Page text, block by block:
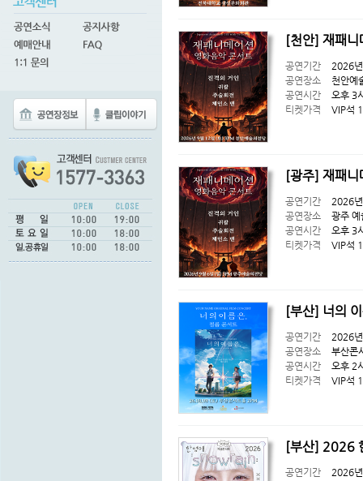
[천안] 재패
공연기간
2026
공연장소
천안예
공연시간
오후 3
티켓가격
VIP석
[광주] 재패
공연기간
2026
공연장소
광주 예
공연시간
오후 3
티켓가격
VIP석
[부산] 너의
공연기간
2026
공연장소
부산콘
공연시간
오후 2
티켓가격
VIP석
[부산] 2026
공연기간
2026